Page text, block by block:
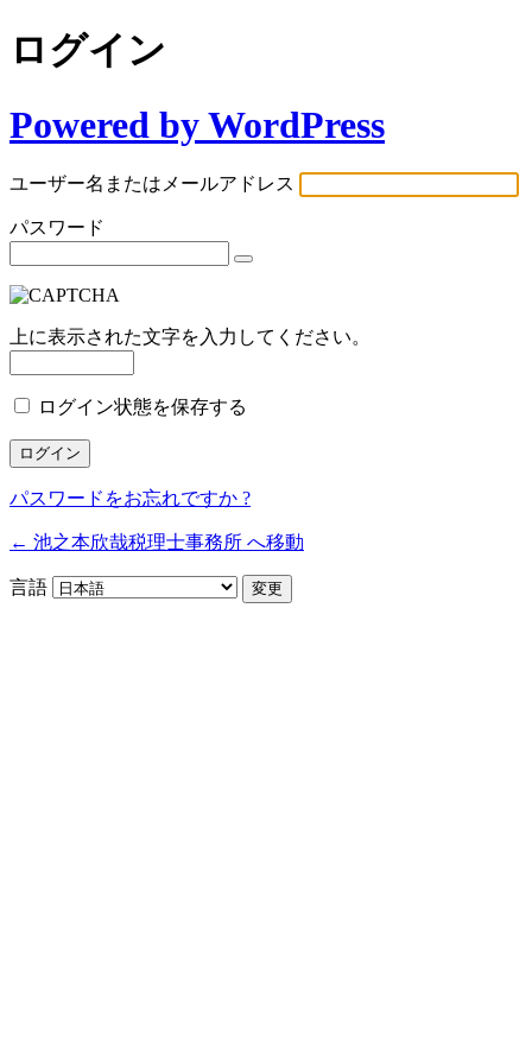
ログイン
Powered by WordPress
ユーザー名またはメールアドレス
パスワード
上に表示された文字を入力してください。
ログイン状態を保存する
パスワードをお忘れですか ?
← 池之本欣哉税理士事務所 へ移動
言語